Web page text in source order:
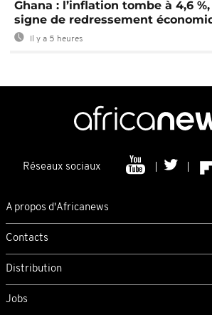
Ghana : l’inflation tombe à 4,6
signe de redressement
Il y a 5 heures
Réseaux sociaux
A propos d'Africanews
Contacts
Distribution
Jobs